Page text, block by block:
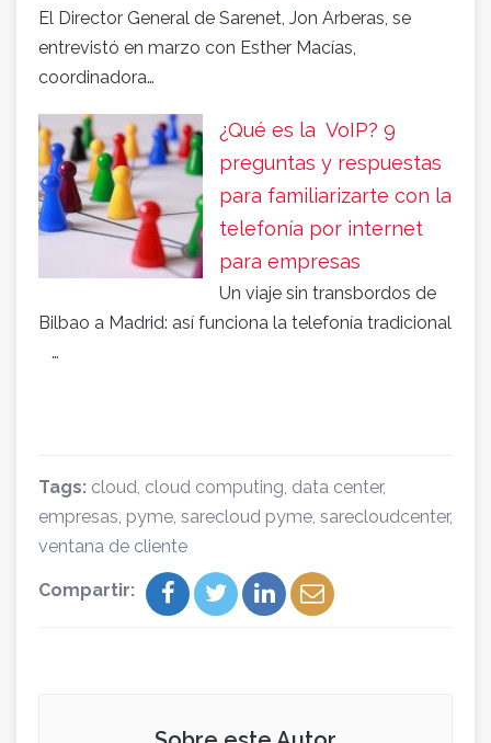
El Director General de Sarenet, Jon Arberas, se
entrevistó en marzo con Esther Macías,
coordinadora…
¿Qué es la VoIP? 9
preguntas y respuestas
para familiarizarte con la
telefonía por internet
para empresas
Un viaje sin transbordos de
Bilbao a Madrid: así funciona la telefonía tradicional
…
Tags: cloud, cloud computing, data center,
empresas, pyme, sarecloud pyme, sarecloudcenter,
ventana de cliente
Compartir: